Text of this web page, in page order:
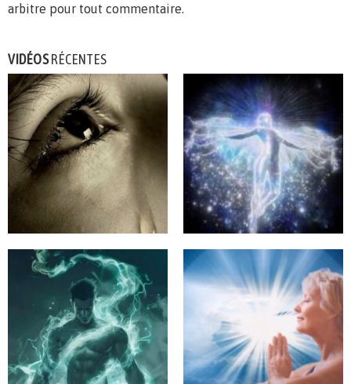
arbitre pour tout commentaire.
VIDÉOSRÉCENTES